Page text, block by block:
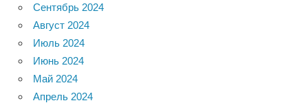
Сентябрь 2024
Август 2024
Июль 2024
Июнь 2024
Май 2024
Апрель 2024